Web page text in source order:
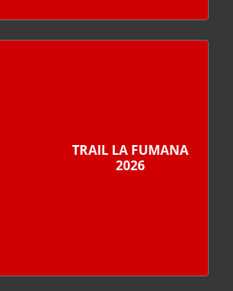
TRAIL LA FUMANA
2026